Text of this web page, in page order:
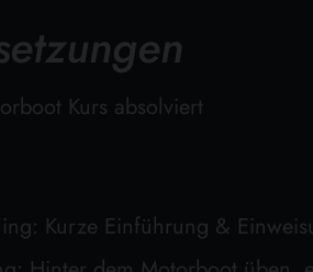
Kurs absolviert
Kurze Einführung &